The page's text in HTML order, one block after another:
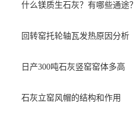
什么镁质生石灰？有哪些通途？
回转窑托轮轴瓦发热原因分析
日产300吨石灰竖窑窑体多高
石灰立窑风帽的结构和作用